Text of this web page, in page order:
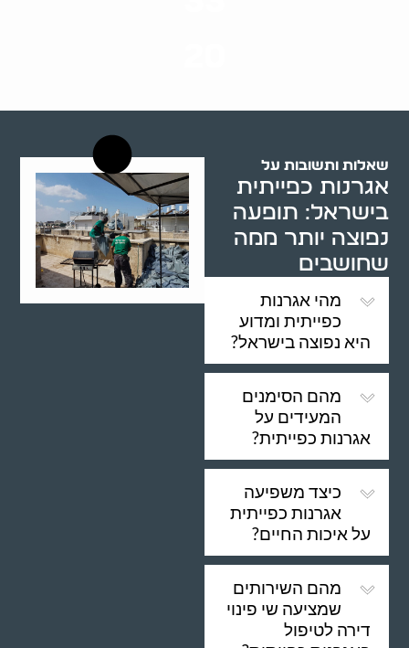
שאלות ותשובות על
אגרנות כפייתית
בישראל: תופעה
נפוצה יותר ממה
שחושבים
מהי אגרנות
כפייתית ומדוע
היא נפוצה בישראל?
מהם הסימנים
המעידים על
אגרנות כפייתית?
כיצד משפיעה
אגרנות כפייתית
על איכות החיים?
מהם השירותים
שמציעה שי פינוי
דירה לטיפול